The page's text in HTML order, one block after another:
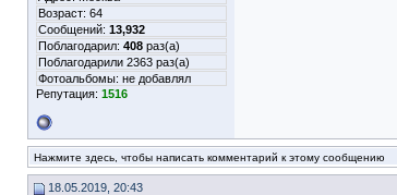
Возраст: 64
Сообщений: 13,932
Поблагодарил: 408 раз(а)
Поблагодарили 2363 раз(а)
Фотоальбомы: не добавлял
Репутация: 1516
Нажмите здесь, чтобы написать комментарий к этому сообщению
18.05.2019, 20:43